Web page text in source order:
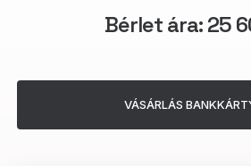
Bérlet ára: 25